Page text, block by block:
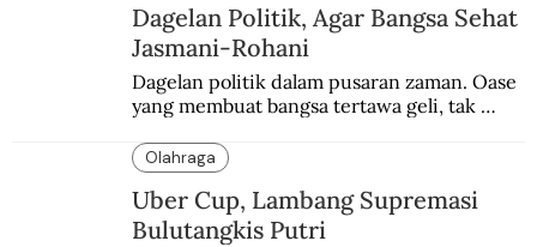
Dagelan Politik, Agar Bangsa Sehat
Jasmani-Rohani
Dagelan politik dalam pusaran zaman. Oase
yang membuat bangsa tertawa geli, tak
Olahraga
Uber Cup, Lambang Supremasi
Bulutangkis Putri